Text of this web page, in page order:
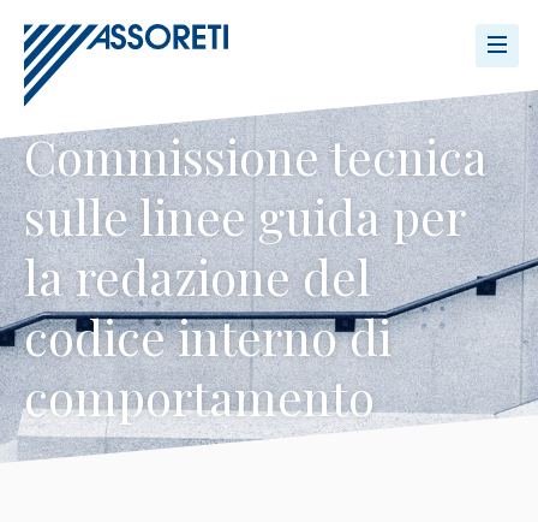
Commissione tecnica
sulle linee guida per
la redazione del
codice interno di
comportamento